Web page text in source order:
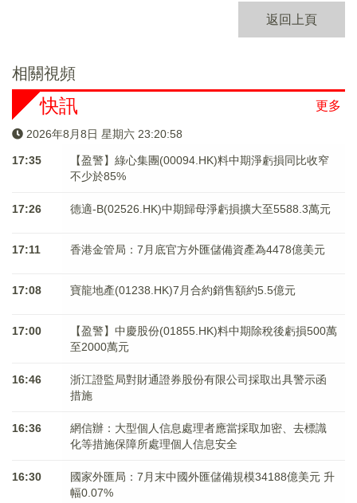
返回上頁
相關視頻
更多
快訊
2026年8月8日 星期六 23:20:58
17:35
【盈警】綠心集團(00094.HK)料中期淨虧損同比收窄
不少於85%
17:26 德適-B(02526.HK)中期歸母淨虧損擴大至5588.3萬元
17:11 香港金管局：7月底官方外匯儲備資產為4478億美元
17:08 寶龍地產(01238.HK)7月合約銷售額約5.5億元
17:00
【盈警】中慶股份(01855.HK)料中期除稅後虧損500萬
至2000萬元
16:46
浙江證監局對財通證券股份有限公司採取出具警示函
措施
16:36
網信辦：大型個人信息處理者應當採取加密、去標識
化等措施保障所處理個人信息安全
16:30
國家外匯局：7月末中國外匯儲備規模34188億美元 升
幅0.07%